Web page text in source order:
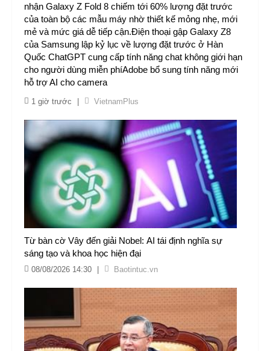
nhận Galaxy Z Fold 8 chiếm tới 60% lượng đặt trước
của toàn bộ các mẫu máy nhờ thiết kế mỏng nhẹ, mới
mẻ và mức giá dễ tiếp cận.Điện thoại gập Galaxy Z8
của Samsung lập kỷ lục về lượng đặt trước ở Hàn
Quốc ​ChatGPT cung cấp tính năng chat không giới hạn
cho người dùng miễn phíAdobe bổ sung tính năng mới
hỗ trợ AI cho camera
1 giờ trước VietnamPlus
Từ bàn cờ Vây đến giải Nobel: AI tái định nghĩa sự
sáng tạo và khoa học hiện đại
08/08/2026 14:30 Baotintuc.vn